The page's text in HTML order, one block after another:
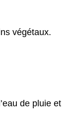
végétaux.
de pluie et